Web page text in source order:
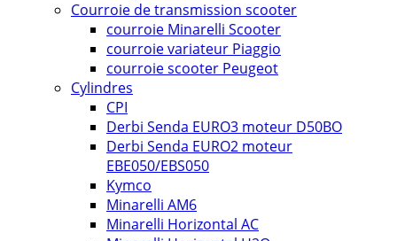
Courroie de transmission scooter
courroie Minarelli Scooter
courroie variateur Piaggio
courroie scooter Peugeot
Cylindres
CPI
Derbi Senda EURO3 moteur D50BO
Derbi Senda EURO2 moteur
EBE050/EBS050
Kymco
Minarelli AM6
Minarelli Horizontal AC